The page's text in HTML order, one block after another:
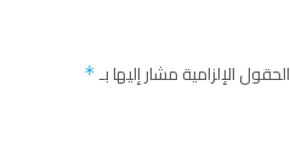
الحقول الإلزامية مشار إليها بـ*